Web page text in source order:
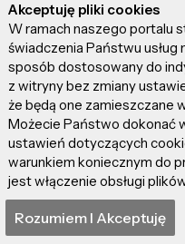
"Odyseja" – Itaka
smutna taka…
w Raccoon City" –
Akceptuję pliki cookies
W ramach naszego portalu
świadczenia Państwu
sposób dostosowany do
z witryny bez zmiany
że będą one zamieszczane
Możecie Państwo dokonać
ustawień dotyczących
warunkiem koniecznym do
jest włączenie obsługi
Rozumiem I Akceptuję